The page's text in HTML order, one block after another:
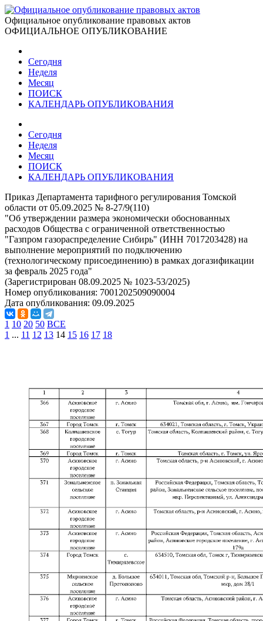
Официальное опубликование правовых актов
ОФИЦИАЛЬНОЕ ОПУБЛИКОВАНИЕ
Сегодня
Неделя
Месяц
ПОИСК
КАЛЕНДАРЬ ОПУБЛИКОВАНИЯ
Сегодня
Неделя
Месяц
ПОИСК
КАЛЕНДАРЬ ОПУБЛИКОВАНИЯ
Приказ Департамента тарифного регулирования Томской
области от 05.09.2025 № 8-27/9(110)
"Об утверждении размера экономически обоснованных
расходов Общества с ограниченной ответственностью
"Газпром газораспределение Сибирь" (ИНН 7017203428) на
выполнение мероприятий по подключению
(технологическому присоединению) в рамках догазификации
за февраль 2025 года"
(Зарегистрирован 08.09.2025 № 1023-53/2025)
Номер опубликования: 7001202509090004
Дата опубликования: 09.09.2025
1 10 20 50 ВСЕ
1 ... 11 12 13 14 15 16 17 18